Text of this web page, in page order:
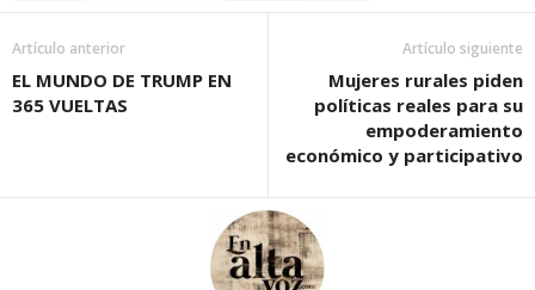
Artículo anterior
EL MUNDO DE TRUMP EN
365 VUELTAS
Artículo siguiente
Mujeres rurales piden
políticas reales para su
empoderamiento
económico y participativo